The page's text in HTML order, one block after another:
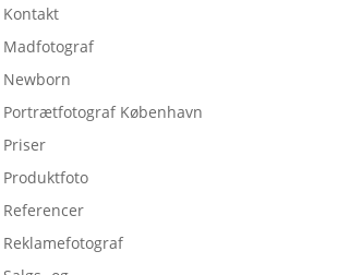
Kontakt
Madfotograf
Newborn
Portrætfotograf København
Priser
Produktfoto
Referencer
Reklamefotograf